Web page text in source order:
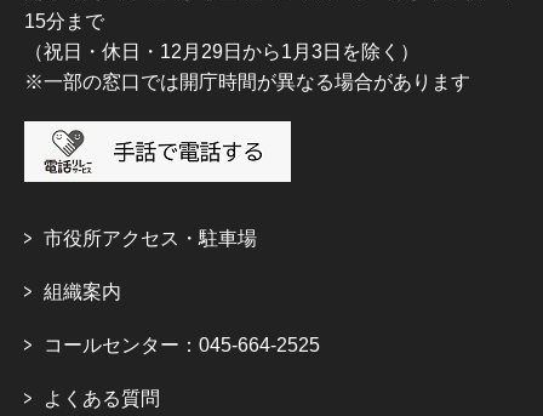
15分まで
（祝日・休日・12月29日から1月3日を除く）
※一部の窓口では開庁時間が異なる場合があります
市役所アクセス・駐車場
組織案内
コールセンター：045-664-2525
よくある質問